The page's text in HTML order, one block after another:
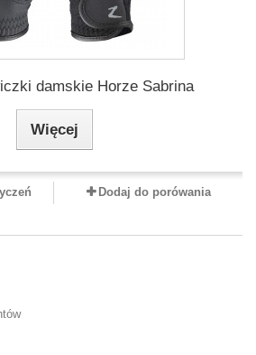
damskie Horze Sabrina
Więcej
Dodaj do porówania